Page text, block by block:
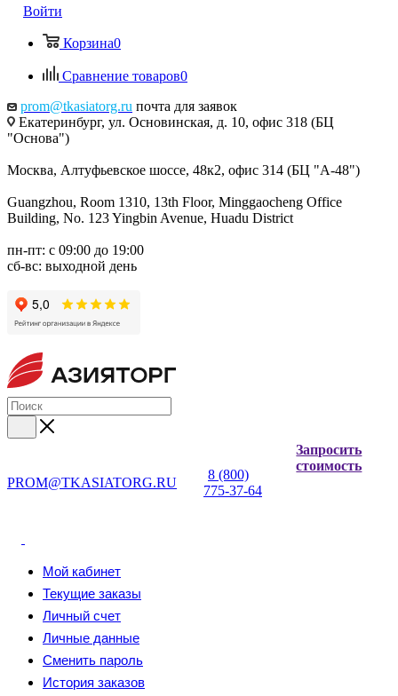
Войти
Корзина0
Сравнение товаров0
prom@tkasiatorg.ru почта для заявок
Екатеринбург, ул. Основинская, д. 10, офис 318 (БЦ
"Основа")
Москва, Алтуфьевское шоссе, 48к2, офис 314 (БЦ "А-48")
Guangzhou, Room 1310, 13th Floor, Minggaocheng Office
Building, No. 123 Yingbin Avenue, Huadu District
пн-пт: с 09:00 до 19:00
сб-вс: выходной день
PROM@TKASIATORG.RU
8 (800)
775-37-64
Запросить
стоимость
Мой кабинет
Текущие заказы
Личный счет
Личные данные
Сменить пароль
История заказов